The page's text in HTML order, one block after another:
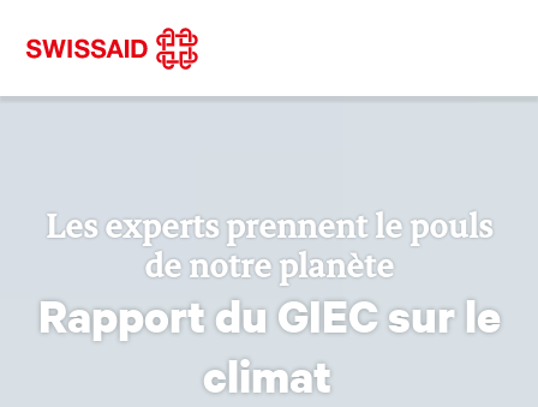
Les experts prennent le pouls
de notre planète
Rapport du GIEC sur le
climat